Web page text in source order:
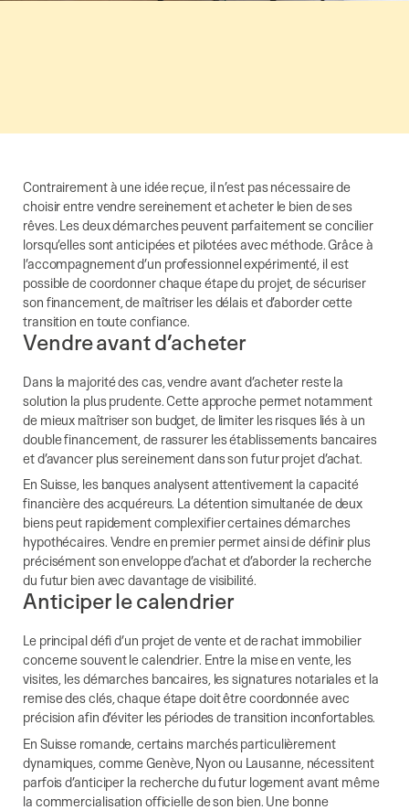
Contrairement à une idée reçue, il n’est pas nécessaire de
choisir entre vendre sereinement et acheter le bien de ses
rêves. Les deux démarches peuvent parfaitement se concilier
lorsqu’elles sont anticipées et pilotées avec méthode. Grâce à
l’accompagnement d’un professionnel expérimenté, il est
possible de coordonner chaque étape du projet, de sécuriser
son financement, de maîtriser les délais et d’aborder cette
transition en toute confiance.
Vendre avant d’acheter
Dans la majorité des cas, vendre avant d’acheter reste la
solution la plus prudente. Cette approche permet notamment
de mieux maîtriser son budget, de limiter les risques liés à un
double financement, de rassurer les établissements bancaires
et d’avancer plus sereinement dans son futur projet d’achat.
En Suisse, les banques analysent attentivement la capacité
financière des acquéreurs. La détention simultanée de deux
biens peut rapidement complexifier certaines démarches
hypothécaires. Vendre en premier permet ainsi de définir plus
précisément son enveloppe d’achat et d’aborder la recherche
du futur bien avec davantage de visibilité.
Anticiper le calendrier
Le principal défi d’un projet de vente et de rachat immobilier
concerne souvent le calendrier. Entre la mise en vente, les
visites, les démarches bancaires, les signatures notariales et la
remise des clés, chaque étape doit être coordonnée avec
précision afin d’éviter les périodes de transition inconfortables.
En Suisse romande, certains marchés particulièrement
dynamiques, comme Genève, Nyon ou Lausanne, nécessitent
parfois d’anticiper la recherche du futur logement avant même
la commercialisation officielle de son bien. Une bonne